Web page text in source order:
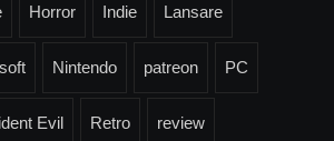
Horror Indie Lansare
Nintendo patreon PC
Evil Retro review